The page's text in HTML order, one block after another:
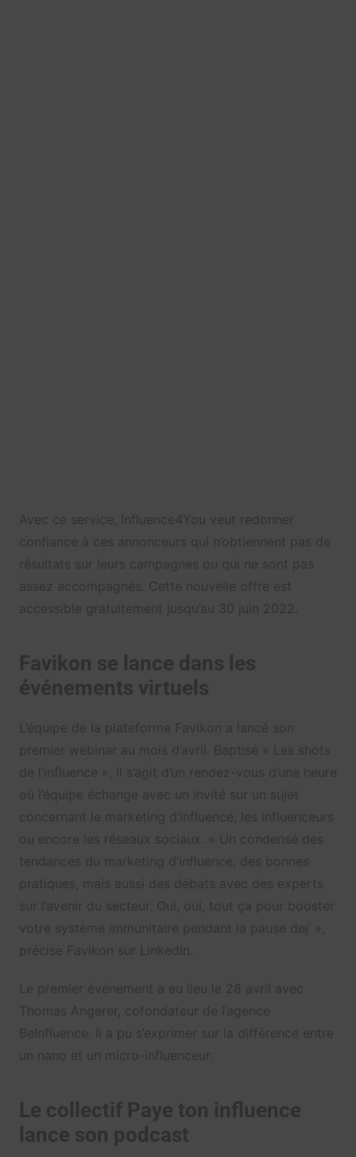
Avec ce service, Influence4You veut redonner
confiance à ces annonceurs qui n’obtiennent pas de
résultats sur leurs campagnes ou qui ne sont pas
assez accompagnés. Cette nouvelle offre est
accessible gratuitement jusqu’au 30 juin 2022.
Favikon se lance dans les
événements virtuels
L’équipe de la plateforme Favikon a lancé son
premier webinar au mois d’avril. Baptisé « Les shots
de l’influence », il s’agit d’un rendez-vous d’une heure
où l’équipe échange avec un invité sur un sujet
concernant le marketing d’influence, les influenceurs
ou encore les réseaux sociaux. «
Un condensé des
tendances du marketing d’influence, des bonnes
pratiques, mais aussi des débats avec des experts
sur l’avenir du secteur. Oui, oui, tout ça pour booster
votre système immunitaire pendant la pause dej’ »,
précise Favikon sur LinkedIn.
Le premier événement a eu lieu le 28 avril avec
Thomas Angerer, cofondateur de l’agence
BeInfluence. Il a pu s’exprimer sur la différence entre
un nano et un micro-influenceur.
Le collectif Paye ton influence
lance son podcast